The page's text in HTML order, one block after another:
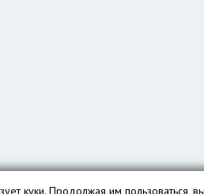
куки. Продолжая им пользоваться,